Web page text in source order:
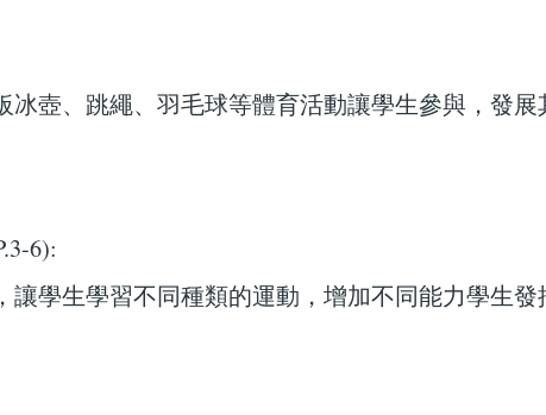
冰壺、跳繩、羽毛球等體育活動讓學生參與，發
6):
學生學習不同種類的運動，增加不同能力學生發